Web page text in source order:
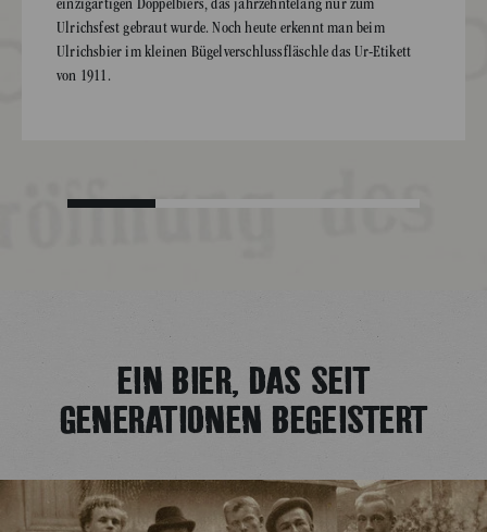
einzigartigen Doppelbiers, das jahrzehntelang nur zum
Ulrichsfest gebraut wurde. Noch heute erkennt man beim
Ulrichsbier im kleinen Bügelverschlussfläschle das Ur-Etikett
von 1911.
EIN BIER, DAS SEIT
GENERATIONEN BEGEISTERT